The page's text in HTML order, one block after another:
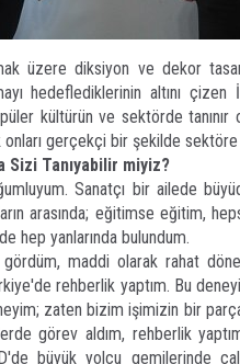
üzere diksiyon ve dekor
hedeflediklerinin altını
kültürün ve sektörde
gerçekçi bir şekilde sektöre
Sizi Tanıyabilir miyiz?
Sanatçı bir ailede
arasında; eğitimse eğitim,
hep yanlarında bulundum.
gördüm, maddi olarak rahat
rehberlik yaptım. Bu
zaten bizim işimizin bir
görev aldım, rehberlik
büyük yolcu gemilerinde